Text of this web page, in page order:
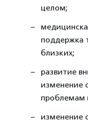
целом;
поддержка
близких;
развитие
изменение
проблемам
изменение